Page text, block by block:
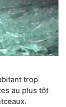
trop
au plus tôt